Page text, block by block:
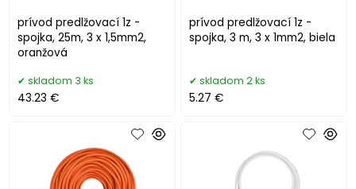
prívod predlžovací 1z -
spojka, 25m, 3 x 1,5mm2,
oranžová
skladom 3 ks
43.23 €
prívod predlžovací 1z -
spojka, 3 m, 3 x 1mm2, biela
skladom 2 ks
5.27 €